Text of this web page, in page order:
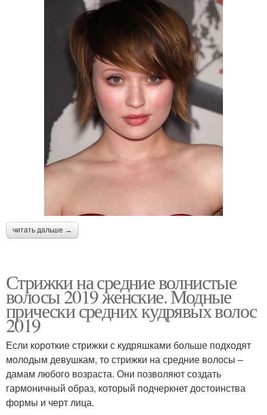
читать дальше →
Стрижки на средние волнистые
волосы 2019 женские. Модные
прически средних кудрявых волос
2019
Если короткие стрижки с кудряшками больше подходят
молодым девушкам, то стрижки на средние волосы –
дамам любого возраста. Они позволяют создать
гармоничный образ, который подчеркнет достоинства
формы и черт лица.